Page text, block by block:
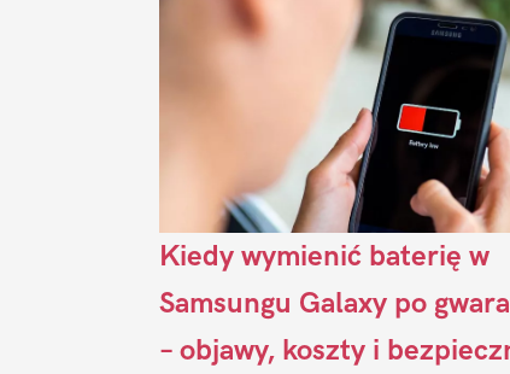
Kiedy wymienić baterię w
Samsungu Galaxy po
– objawy, koszty i